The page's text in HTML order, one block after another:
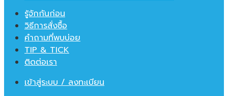
รู้จักกันก่อน
วิธีการสั่งซื้อ
คำถามที่พบบ่อย
TIP & TICK
ติดต่อเรา
เข้าสู่ระบบ / ลงทะเบียน